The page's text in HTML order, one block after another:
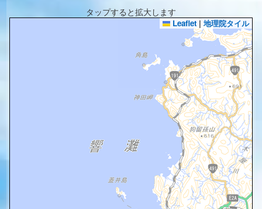
タップすると拡大します
Leaflet | 地理院タイル